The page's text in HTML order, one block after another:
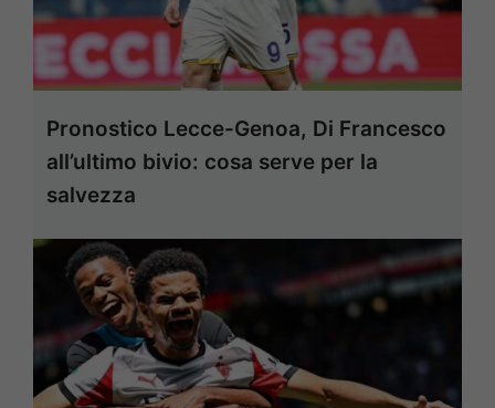
Pronostico Lecce-Genoa, Di Francesco
all’ultimo bivio: cosa serve per la
salvezza